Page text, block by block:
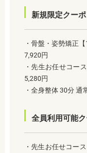
新規限定クー
・骨盤・姿勢矯正
7,920円
・先生お任せコー
5,280円
・全身整体 30分 通
全員利用可能
・先生お任せコー